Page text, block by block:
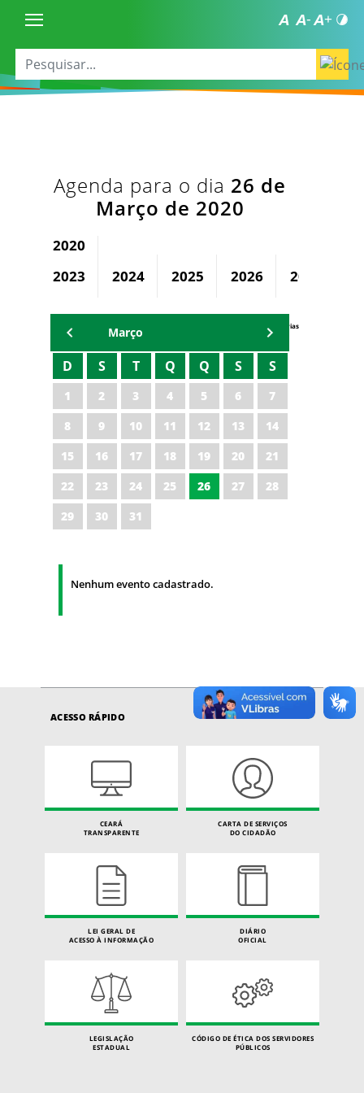
Agenda para o dia 26 de
Março de 2020
2020
2023
2024 2025 2026 2027
Agenda Secretárias
Março
D S T Q Q S S
1 2 3 4 5 6
7
8
9 10 11 12 13
14
15
16 17 18 19 20
21
22
23 24 25 26 27
28
29
30 31
Nenhum evento cadastrado.
ACESSO RÁPIDO
CEARÁ
TRANSPARENTE
CARTA DE SERVIÇOS
DO CIDADÃO
LEI GERAL DE
ACESSO À INFORMAÇÃO
DIÁRIO
OFICIAL
LEGISLAÇÃO
ESTADUAL
CÓDIGO DE ÉTICA DOS SERVIDORES
PÚBLICOS